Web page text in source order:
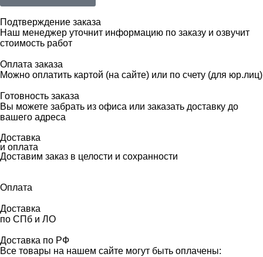
Подтверждение заказа
Наш менеджер уточнит информацию по заказу и озвучит
стоимость работ
Оплата заказа
Можно оплатить картой (на сайте) или по счету (для юр.лиц)
Готовность заказа
Вы можете забрать из офиса или заказать доставку до
вашего адреса
Доставка
и оплата
Доставим заказ в целости и сохранности
Оплата
Доставка
по СПб и ЛО
Доставка по РФ
Все товары на нашем сайте могут быть оплачены: